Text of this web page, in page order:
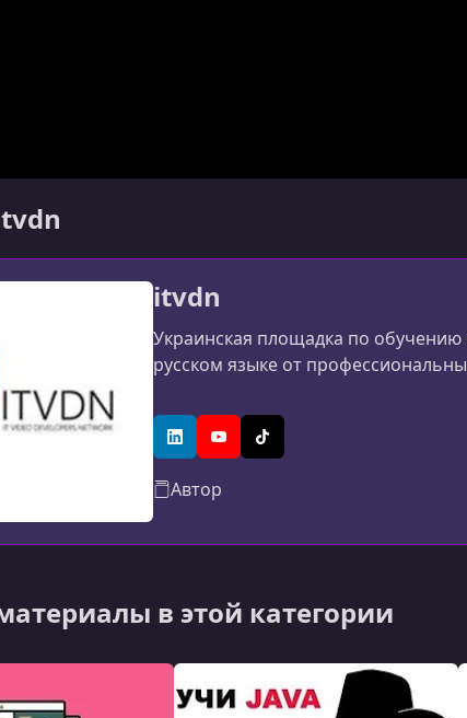
itvdn
Украинская площадка по
русском языке от
LinkedInYouTubeTikTok
Автор
в этой категории